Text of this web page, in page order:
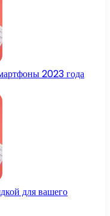
2023 года
для вашего